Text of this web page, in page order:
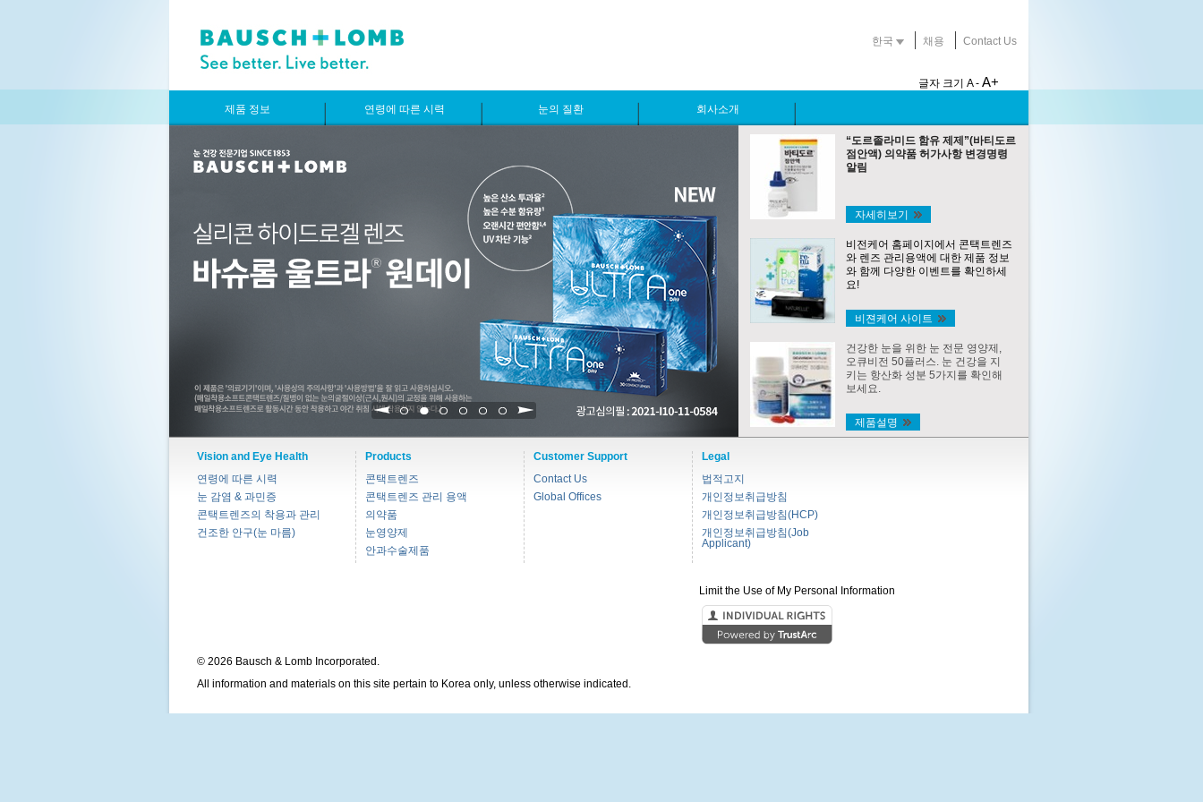
한국 채용 Contact Us
글자 크기 A - A+
제품 정보 연령에 따른 시력 눈의 질환 회사소개
1 2 3 4 5 6
“도르졸라미드 함유 제제”(바티도르
점안액) 의약품 허가사항 변경명령
알림
자세히보기
비전케어 홈페이지에서 콘택트렌즈
와 렌즈 관리용액에 대한 제품 정보
와 함께 다양한 이벤트를 확인하세
요!
비젼케어 사이트
건강한 눈을 위한 눈 전문 영양제,
오큐비전 50플러스. 눈 건강을 지
키는 항산화 성분 5가지를 확인해
보세요.
제품설명
Vision and Eye Health
연령에 따른 시력
눈 감염 & 과민증
콘택트렌즈의 착용과 관리
건조한 안구(눈 마름)
Products
콘택트렌즈
콘택트렌즈 관리 용액
의약품
눈영양제
안과수술제품
Customer Support
Contact Us
Global Offices
Legal
법적고지
개인정보취급방침
개인정보취급방침(HCP)
개인정보취급방침(Job
Applicant)
Limit the Use of My Personal Information
© 2026 Bausch & Lomb Incorporated.
All information and materials on this site pertain to Korea only, unless otherwise indicated.